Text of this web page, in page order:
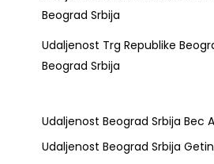
Beograd Srbija
Udaljenost Trg Republike
Beograd Srbija
Udaljenost Beograd Srbija Bec
Udaljenost Beograd Srbija